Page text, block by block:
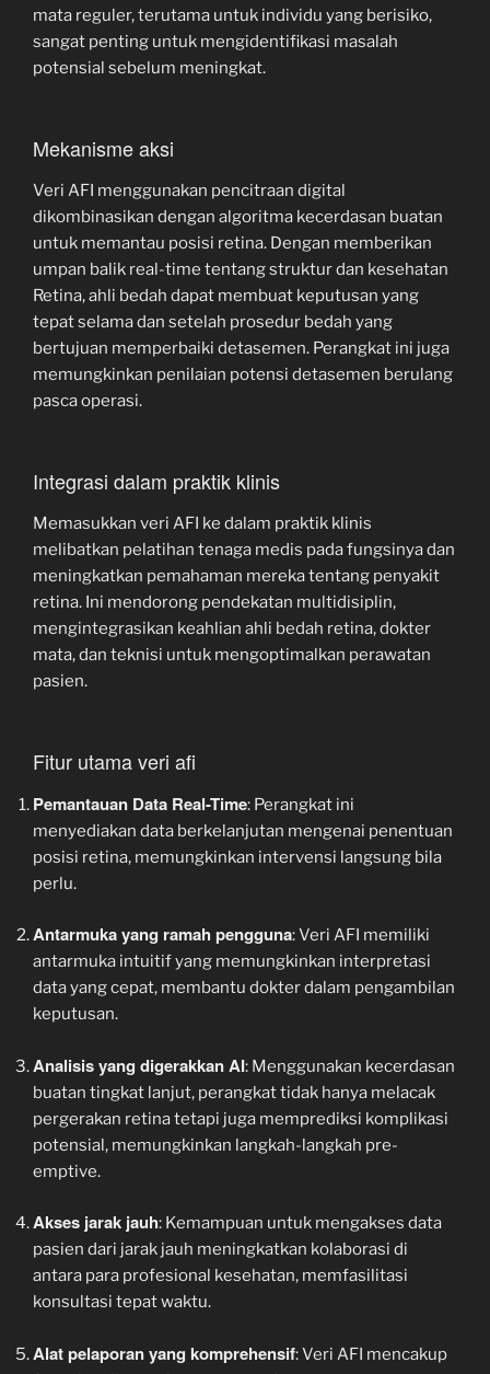
mata reguler, terutama untuk individu yang berisiko,
sangat penting untuk mengidentifikasi masalah
potensial sebelum meningkat.
Mekanisme aksi
Veri AFI menggunakan pencitraan digital
dikombinasikan dengan algoritma kecerdasan buatan
untuk memantau posisi retina. Dengan memberikan
umpan balik real-time tentang struktur dan kesehatan
Retina, ahli bedah dapat membuat keputusan yang
tepat selama dan setelah prosedur bedah yang
bertujuan memperbaiki detasemen. Perangkat ini juga
memungkinkan penilaian potensi detasemen berulang
pasca operasi.
Integrasi dalam praktik klinis
Memasukkan veri AFI ke dalam praktik klinis
melibatkan pelatihan tenaga medis pada fungsinya dan
meningkatkan pemahaman mereka tentang penyakit
retina. Ini mendorong pendekatan multidisiplin,
mengintegrasikan keahlian ahli bedah retina, dokter
mata, dan teknisi untuk mengoptimalkan perawatan
pasien.
Fitur utama veri afi
Pemantauan Data Real-Time: Perangkat ini
menyediakan data berkelanjutan mengenai penentuan
posisi retina, memungkinkan intervensi langsung bila
perlu.
Antarmuka yang ramah pengguna: Veri AFI memiliki
antarmuka intuitif yang memungkinkan interpretasi
data yang cepat, membantu dokter dalam pengambilan
keputusan.
Analisis yang digerakkan AI: Menggunakan kecerdasan
buatan tingkat lanjut, perangkat tidak hanya melacak
pergerakan retina tetapi juga memprediksi komplikasi
potensial, memungkinkan langkah-langkah pre-
emptive.
Akses jarak jauh: Kemampuan untuk mengakses data
pasien dari jarak jauh meningkatkan kolaborasi di
antara para profesional kesehatan, memfasilitasi
konsultasi tepat waktu.
Alat pelaporan yang komprehensif: Veri AFI mencakup